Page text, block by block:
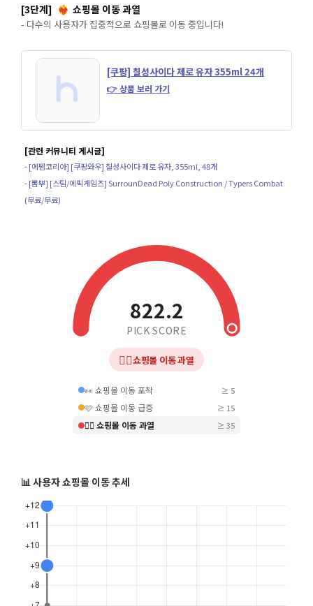
[3단계] ❤️‍🔥 쇼핑몰 이동 과열
- 다수의 사용자가 집중적으로 쇼핑몰로 이동 중입니다!
[쿠팡] 칠성사이다 제로 유자 355ml 24개
👉 상품 보러 가기
[관련 커뮤니티 게시글]
- [에펨코리아] [쿠팡와우] 칠성사이다 제로 유자, 355ml, 48개
- [뽐뿌] [스팀/에픽게임즈] SurrounDead Poly Construction / Typers Combat
(무료/무료)
822.2
PICK SCORE
❤️‍🔥쇼핑몰 이동 과열
👀 쇼핑몰 이동 포착 ≥ 5
🩷 쇼핑몰 이동 급증 ≥ 15
❤️‍🔥 쇼핑몰 이동 과열 ≥ 35
📊 사용자 쇼핑몰 이동 추세